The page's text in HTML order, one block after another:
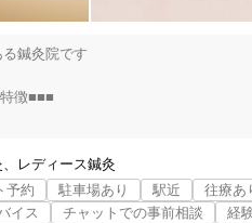
鍼灸院です
徴■■■
う特に痛みやコリ等からくる症状を
を調整する施術を合わせた統合鍼
レディース鍼灸
予約 駐車場あり 駅近 往療あ
イス チャットでの事前相談 経